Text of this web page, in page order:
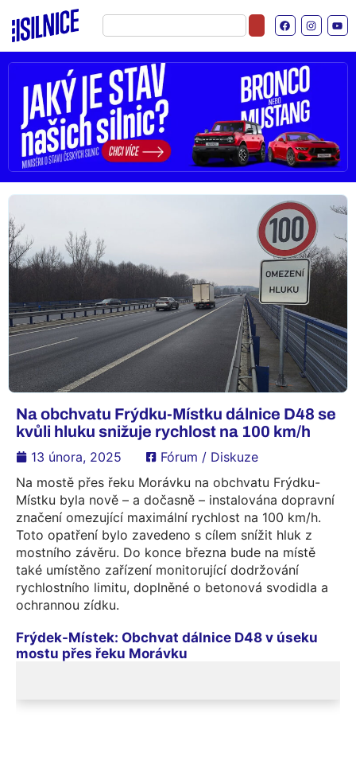
Na obchvatu Frýdku-Místku dálnice D48 se
kvůli hluku snižuje rychlost na 100 km/h
13 února, 2025
Fórum / Diskuze
Na mostě přes řeku Morávku na obchvatu Frýdku-
Místku byla nově – a dočasně – instalována dopravní
značení omezující maximální rychlost na 100 km/h.
Toto opatření bylo zavedeno s cílem snížit hluk z
mostního závěru. Do konce března bude na místě
také umístěno zařízení monitorující dodržování
rychlostního limitu, doplněné o betonová svodidla a
ochrannou zídku.
Frýdek-Místek: Obchvat dálnice D48 v úseku
mostu přes řeku Morávku